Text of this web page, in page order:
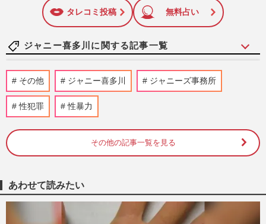
に追加
タレコミ投稿 無料占い
ジャニー喜多川に関する記事一覧
NHK『あさイチ』の《嵐》特集放送で
「どのツラ下げて…」ファンが憤る“出禁
措置”と松本潤への「心無い仕…
週刊女性PRIME
NHK『あさイチ』の《嵐》特集放送で
「どのツラ下げて…」ファンが憤る“出禁
週刊女性PRIME
嵐のラストライブは“関係者席なし”報
その他 ジャニー喜多川 ジャニーズ事務所
性犯罪 性暴力
その他の記事一覧を見る
あわせて読みたい